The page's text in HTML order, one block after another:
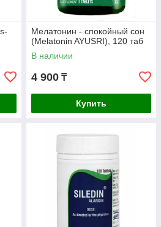
Мелатонин - спокойный сон
(Melatonin AYUSRI), 120 таб
В наличии
4 900 ₸
Купить